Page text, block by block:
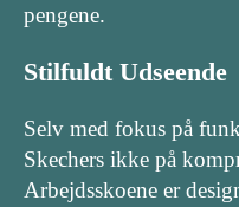
pengene.
Stilfuldt Udseende
Selv med fokus på
Skechers ikke på
Arbejdsskoene er